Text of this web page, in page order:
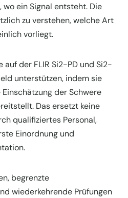
ein Signal entsteht. Die
zu verstehen, welche Art
vorliegt.
der FLIR Si2-PD und Si2-
unterstützen, indem sie
der Schwere
Das ersetzt keine
qualifiziertes Personal,
Einordnung und
begrenzte
wiederkehrende Prüfungen